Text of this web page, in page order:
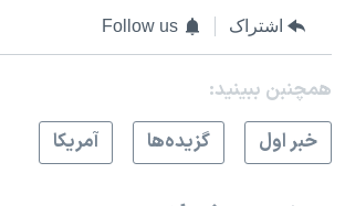
اشتراک Follow us
همچنبن ببینید:
خبر اول
گزيده‌ها آمريکا